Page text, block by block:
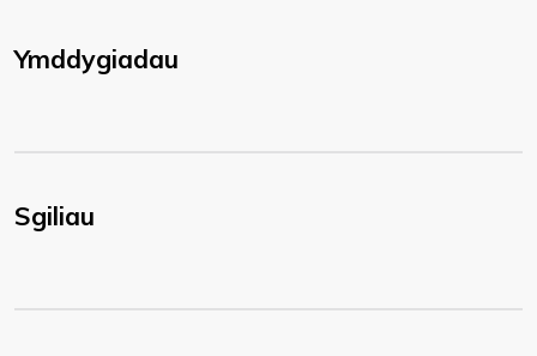
Ymddygiadau
Sgiliau